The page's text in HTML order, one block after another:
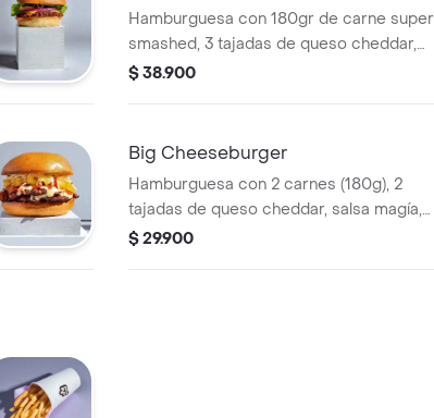
Hamburguesa con 180gr de carne super
smashed, 3 tajadas de queso cheddar,
salsa magía, vegetales y pepinillos a
$ 38.900
Big Cheeseburger
Hamburguesa con 2 carnes (180g), 2
tajadas de queso cheddar, salsa magía,
vegetales y pepinillos a elección.
$ 29.900